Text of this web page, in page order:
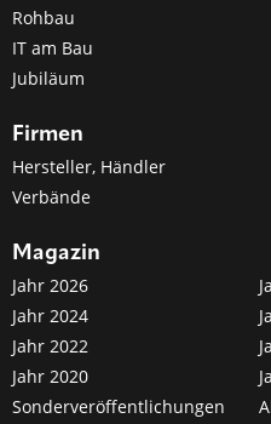
Rohbau
IT am Bau
Jubiläum
Firmen
Hersteller, Händler
Verbände
Magazin
Jahr 2026
Jahr 2024
Jahr 2022
Jahr 2020
Sonderveröffentlichungen